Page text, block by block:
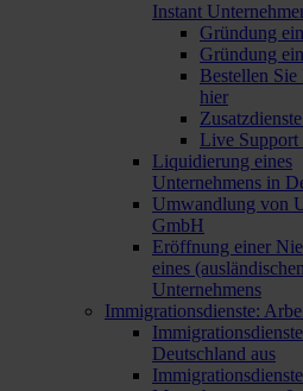
Instant
Gründung
Gründung
Bestellen
hier
Live Support
Liquidierung eines
Unternehmens in
Umwandlung von
GmbH
Eröffnung einer
eines
Unternehmens
Immigrationsdienste:
Deutschland aus